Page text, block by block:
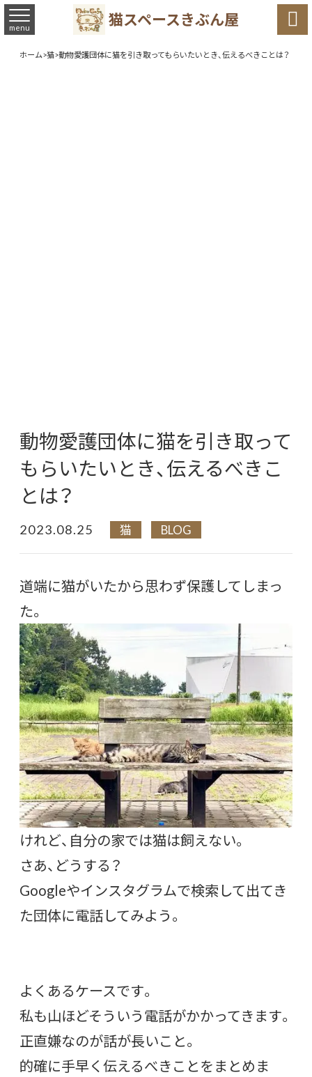
猫スペースきぶん屋
menu 
ホーム>猫>動物愛護団体に猫を引き取ってもらいたいとき、伝えるべきことは？
動物愛護団体に猫を引き取って
もらいたいとき、伝えるべきこ
とは？
2023.08.25 猫 BLOG
道端に猫がいたから思わず保護してしまっ
た。
けれど、自分の家では猫は飼えない。
さあ、どうする？
Googleやインスタグラムで検索して出てき
た団体に電話してみよう。
よくあるケースです。
私も山ほどそういう電話がかかってきます。
正直嫌なのが話が長いこと。
的確に手早く伝えるべきことをまとめま